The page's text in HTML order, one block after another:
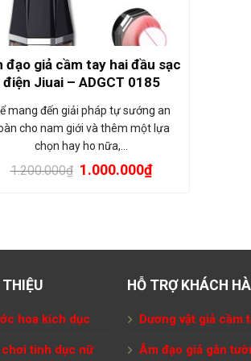
đạo giả cầm tay hai đầu sạc
điện Jiuai – ADGCT 0185
mang đến giải pháp tự sướng an
cho nam giới và thêm một lựa
chọn hay ho nữa,…
1.200.000₫ 1.000.000₫
THIỆU
hoa kích dục
tình dục nữ
HỖ TRỢ KHÁCH
Dương vật giả cầm
Âm đạo giả gắn